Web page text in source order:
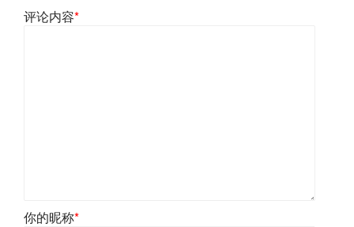
评论内容*
你的昵称*